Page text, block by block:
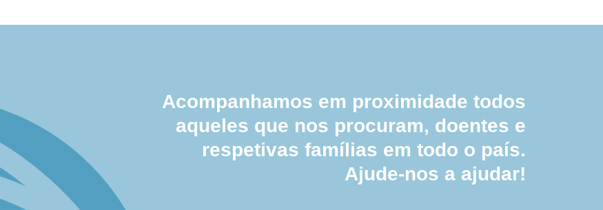
Acompanhamos em proximidade todos
aqueles que nos procuram, doentes e
respetivas famílias em todo o país.
Ajude-nos a ajudar!